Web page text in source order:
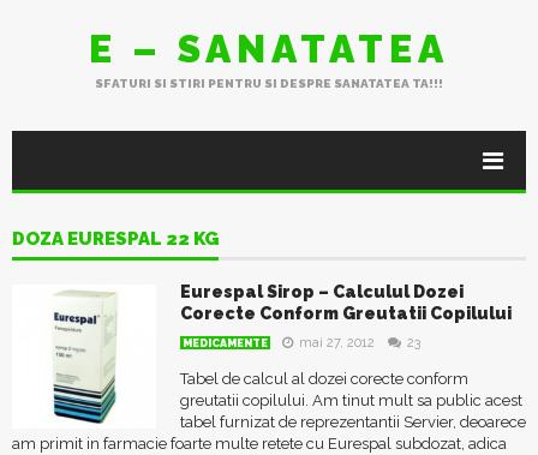
E – SANATATEA
SFATURI SI STIRI PENTRU SI DESPRE SANATATEA TA!!!
DOZA EURESPAL 22 KG
Eurespal Sirop – Calculul Dozei
Corecte Conform Greutatii Copilului
MEDICAMENTE mai 27, 2012 23
Tabel de calcul al dozei corecte conform
greutatii copilului. Am tinut mult sa public acest
tabel furnizat de reprezentantii Servier, deoarece
am primit in farmacie foarte multe retete cu Eurespal subdozat, adica